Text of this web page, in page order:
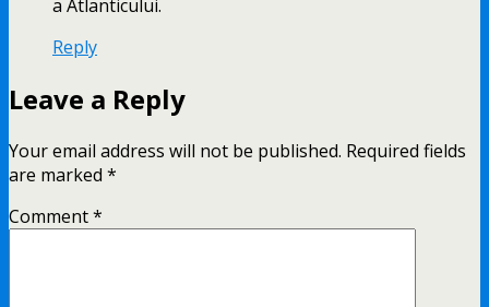
a Atlanticului.
Reply
Leave a Reply
Your email address will not be published. Required fields
are marked *
Comment*